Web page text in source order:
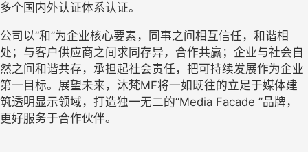
多个国内外认证体系认证。
公司以“和”为企业核心要素，同事之间相互信任，和谐相
处；与客户供应商之间求同存异，合作共赢；企业与社会自
然之间和谐共存，承担起社会责任，把可持续发展作为企业
第一目标。展望未来，沐梵MF将一如既往的立足于媒体建
筑透明显示领域，打造独一无二的“Media Facade ”品牌，
更好服务于合作伙伴。